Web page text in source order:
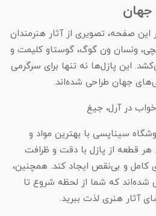
جهان
صفحه، تصویری از آثار هنرمندان
ونسان ون گوگ، گوستاو کلیمت و
این پازل‌ها نه تنها برای سرگرمی
جهان طراحی شده‌اند.
خواب در آرل، جیغ
سیناپسی با بهترین مواد و
هر قطعه از پازل با دقت و ظرافت
کامل و بی‌نقص ایجاد کند. همچنین،
شده‌اند که شما از لحظه شروع تا
آثار هنری لذت ببرید.